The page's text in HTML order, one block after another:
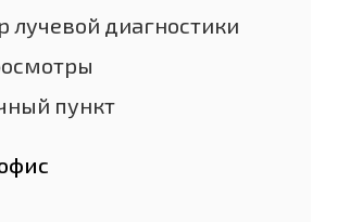
лучевой диагностики
пункт